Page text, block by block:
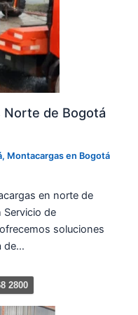
Norte de Bogotá
, Montacargas en Bogotá
en norte de
Servicio de
soluciones
de…
2800